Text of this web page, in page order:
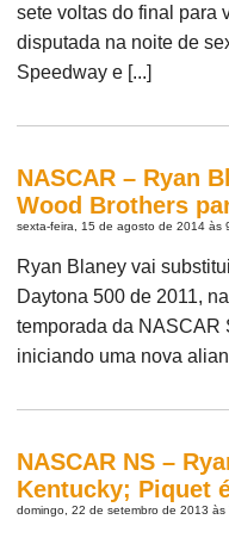
sete voltas do final para
disputada na noite de
Speedway e [...]
NASCAR – Ryan
Wood Brothers
sexta-feira, 15 de agosto de 2014 às
Ryan Blaney vai
Daytona 500 de 2011,
temporada da NASCAR
iniciando uma nova
NASCAR NS –
Kentucky; Piquet
domingo, 22 de setembro de 2013 às